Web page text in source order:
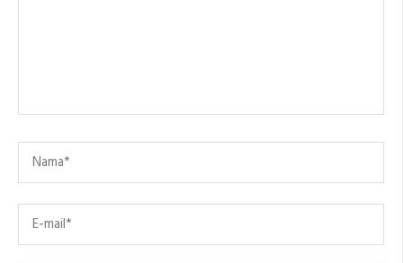
Name
Email